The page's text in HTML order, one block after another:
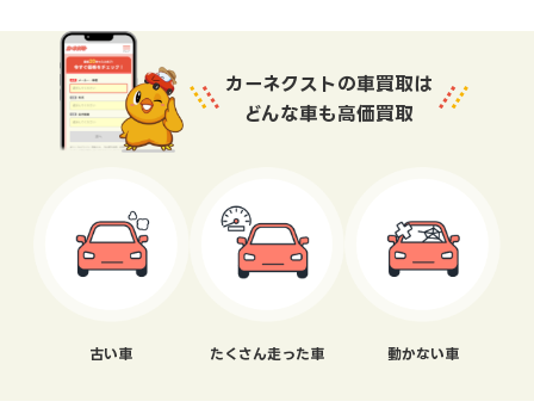
カーネクストの車買取は
どんな車も高価買取
古い車 たくさん走った車 動かない車